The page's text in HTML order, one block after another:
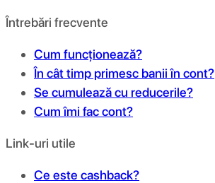
Întrebări frecvente
Cum funcționează?
În cât timp primesc banii în cont?
Se cumulează cu reducerile?
Cum îmi fac cont?
Link-uri utile
Ce este cashback?